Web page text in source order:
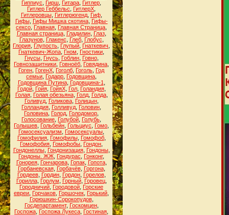
Гиппиус
Гирш Гитара Гитлер
Гитлер Геббельс
ГитлерХ
Гитлеровцы, Гитлерюгенд, Гиф,
Гифы, Гифы Мишка скотина, Гифы-
сексо Главная Главная Страница
Главная страница, Гладилин, Глаз,
Глазунов, Глакенс Глеб, Глобус
Глория Глупость Глупый Гнаткевич
Гнаткевич-Жопа Гном Гностики
Гнусы, Гнусь, Гоблин, Говно,
Говнозащитники Говноёб Говядина
Гоген ГогенХ Гоголб Гоголь Год
семьи Годарр Годовщина
Годовщина Путина, Годовщина-1
Годой, Гойя, ГойяХ, Гол, Голандия,
Голая, Голая обезьяна, Голд, Голда,
Голивуд, Голикова, Голицын,
Голландия Голливуд Головин
Головина Голод Голодомор
Голосование Голубой Голубь
Голышев Гольбейн Гольциус Гомо
Гомосексуализм
Гомосексуалы
Гомофилия, Гомофилы, Гомофоб,
Гомофобия Гомофобы Гондон
Гондонеллы, Гондонизация, Гондоны,
Гондоны. ЖЖ Гондурас Гонконг,
Гонорея, Гончарова, Гопак, Гопота,
Горбаневская, Горбачёв, Горгона,
Гордеев, Гордин, Гордон, Горелов,
Горилла, Горлум Горный, Горовец,
Городничий Городовой Горские
евреи Горчаков Горшочек Горький
Горюшкин-Сорокопудов,
Госдепартамент, Госкомцен,
Госпожа Госпожа Лукеса Гостиная